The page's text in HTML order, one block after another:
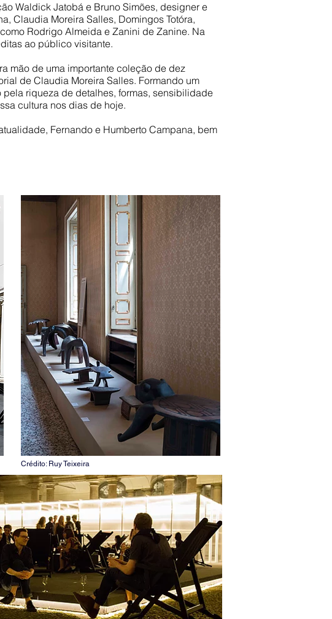
Waldick Jatobá e Bruno Simões, designer e
Claudia Moreira Salles, Domingos Totóra,
Rodrigo Almeida e Zanini de Zanine. Na
ao público visitante.
mão de uma importante coleção de dez
de Claudia Moreira Salles. Formando um
riqueza de detalhes, formas, sensibilidade
cultura nos dias de hoje.
Fernando e Humberto Campana, bem
Crédito: Ruy Teixeira